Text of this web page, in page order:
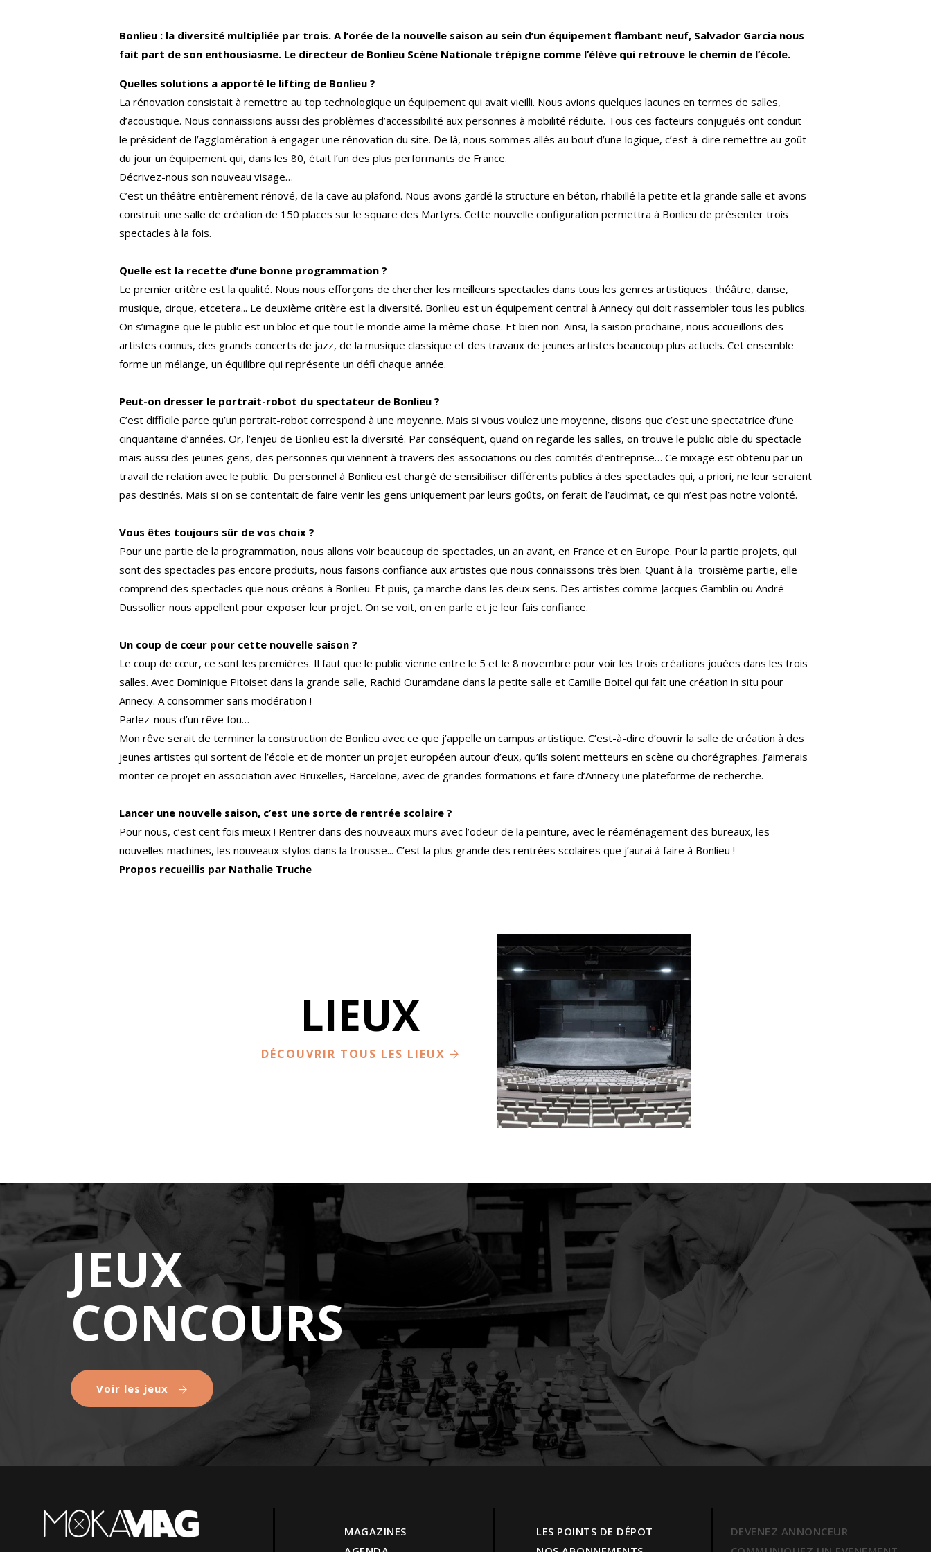
Bonlieu : la diversité multipliée par trois. A l’orée de la nouvelle saison au sein d’un équipement flambant neuf, Salvador Garcia nous
fait part de son enthousiasme. Le directeur de Bonlieu Scène Nationale trépigne comme l’élève qui retrouve le chemin de l’école.
Quelles solutions a apporté le lifting de Bonlieu ?
La rénovation consistait à remettre au top technologique un équipement qui avait vieilli. Nous avions quelques lacunes en termes de salles,
d’acoustique. Nous connaissions aussi des problèmes d’accessibilité aux personnes à mobilité réduite. Tous ces facteurs conjugués ont conduit
le président de l’agglomération à engager une rénovation du site. De là, nous sommes allés au bout d’une logique, c’est-à-dire remettre au goût
du jour un équipement qui, dans les 80, était l’un des plus performants de France.
Décrivez-nous son nouveau visage…
C’est un théâtre entièrement rénové, de la cave au plafond. Nous avons gardé la structure en béton, rhabillé la petite et la grande salle et avons
construit une salle de création de 150 places sur le square des Martyrs. Cette nouvelle configuration permettra à Bonlieu de présenter trois
spectacles à la fois.
Quelle est la recette d’une bonne programmation ?
Le premier critère est la qualité. Nous nous efforçons de chercher les meilleurs spectacles dans tous les genres artistiques : théâtre, danse,
musique, cirque, etcetera... Le deuxième critère est la diversité. Bonlieu est un équipement central à Annecy qui doit rassembler tous les publics.
On s’imagine que le public est un bloc et que tout le monde aime la même chose. Et bien non. Ainsi, la saison prochaine, nous accueillons des
artistes connus, des grands concerts de jazz, de la musique classique et des travaux de jeunes artistes beaucoup plus actuels. Cet ensemble
forme un mélange, un équilibre qui représente un défi chaque année.
Peut-on dresser le portrait-robot du spectateur de Bonlieu ?
C’est difficile parce qu’un portrait-robot correspond à une moyenne. Mais si vous voulez une moyenne, disons que c’est une spectatrice d’une
cinquantaine d’années. Or, l’enjeu de Bonlieu est la diversité. Par conséquent, quand on regarde les salles, on trouve le public cible du spectacle
mais aussi des jeunes gens, des personnes qui viennent à travers des associations ou des comités d’entreprise… Ce mixage est obtenu par un
travail de relation avec le public. Du personnel à Bonlieu est chargé de sensibiliser différents publics à des spectacles qui, a priori, ne leur seraient
pas destinés. Mais si on se contentait de faire venir les gens uniquement par leurs goûts, on ferait de l’audimat, ce qui n’est pas notre volonté.
Vous êtes toujours sûr de vos choix ?
Pour une partie de la programmation, nous allons voir beaucoup de spectacles, un an avant, en France et en Europe. Pour la partie projets, qui
sont des spectacles pas encore produits, nous faisons confiance aux artistes que nous connaissons très bien. Quant à la troisième partie, elle
comprend des spectacles que nous créons à Bonlieu. Et puis, ça marche dans les deux sens. Des artistes comme Jacques Gamblin ou André
Dussollier nous appellent pour exposer leur projet. On se voit, on en parle et je leur fais confiance.
Un coup de cœur pour cette nouvelle saison ?
Le coup de cœur, ce sont les premières. Il faut que le public vienne entre le 5 et le 8 novembre pour voir les trois créations jouées dans les trois
salles. Avec Dominique Pitoiset dans la grande salle, Rachid Ouramdane dans la petite salle et Camille Boitel qui fait une création in situ pour
Annecy. A consommer sans modération !
Parlez-nous d’un rêve fou…
Mon rêve serait de terminer la construction de Bonlieu avec ce que j’appelle un campus artistique. C’est-à-dire d’ouvrir la salle de création à des
jeunes artistes qui sortent de l’école et de monter un projet européen autour d’eux, qu’ils soient metteurs en scène ou chorégraphes. J’aimerais
monter ce projet en association avec Bruxelles, Barcelone, avec de grandes formations et faire d’Annecy une plateforme de recherche.
Lancer une nouvelle saison, c’est une sorte de rentrée scolaire ?
Pour nous, c’est cent fois mieux ! Rentrer dans des nouveaux murs avec l’odeur de la peinture, avec le réaménagement des bureaux, les
nouvelles machines, les nouveaux stylos dans la trousse... C’est la plus grande des rentrées scolaires que j’aurai à faire à Bonlieu !
Propos recueillis par Nathalie Truche
LIEUX
DÉCOUVRIR TOUS LES LIEUX
BONLIEU SCÈNE
NATIONALE
ANNECY
JEUX
CONCOURS
Voir les jeux
MAGAZINES
LES POINTS DE DÉPOT
DEVENEZ ANNONCEUR